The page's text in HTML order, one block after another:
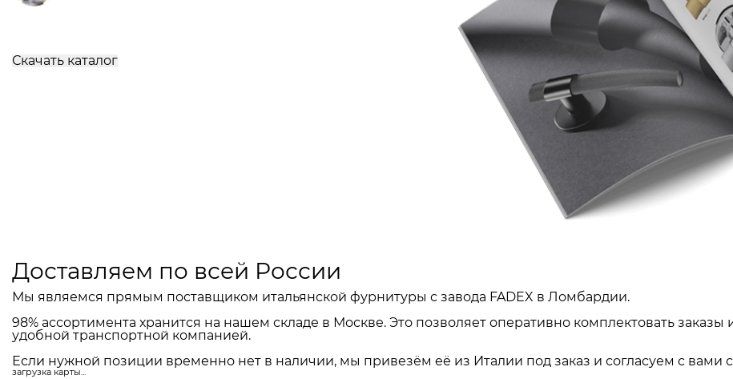
Скачать каталог
Доставляем по всей России
Мы являемся прямым поставщиком итальянской фурнитуры с завода FADEX в Ломбардии.
98% ассортимента хранится на нашем складе в Москве. Это позволяет оперативно комплектовать
удобной транспортной компанией.
Если нужной позиции временно нет в наличии, мы привезём её из Италии под заказ и согласуем с вами
загрузка карты...